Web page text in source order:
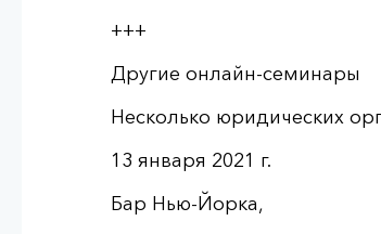
+++
Другие онлайн-семинары
Несколько юридических
13 января 2021 г.
Бар Нью-Йорка,